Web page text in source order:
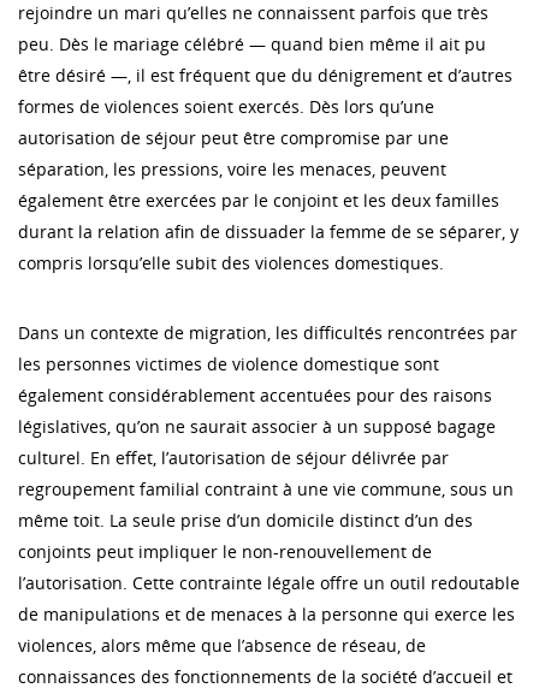
rejoindre un mari qu’elles ne connaissent parfois que très
peu. Dès le mariage célébré — quand bien même il ait pu
être désiré —, il est fréquent que du dénigrement et d’autres
formes de violences soient exercés. Dès lors qu’une
autorisation de séjour peut être compromise par une
séparation, les pressions, voire les menaces, peuvent
également être exercées par le conjoint et les deux familles
durant la relation afin de dissuader la femme de se séparer, y
compris lorsqu’elle subit des violences domestiques.
Dans un contexte de migration, les difficultés rencontrées par
les personnes victimes de violence domestique sont
également considérablement accentuées pour des raisons
législatives, qu’on ne saurait associer à un supposé bagage
culturel. En effet, l’autorisation de séjour délivrée par
regroupement familial contraint à une vie commune, sous un
même toit. La seule prise d’un domicile distinct d’un des
conjoints peut impliquer le non-renouvellement de
l’autorisation. Cette contrainte légale offre un outil redoutable
de manipulations et de menaces à la personne qui exerce les
violences, alors même que l’absence de réseau, de
connaissances des fonctionnements de la société d’accueil et